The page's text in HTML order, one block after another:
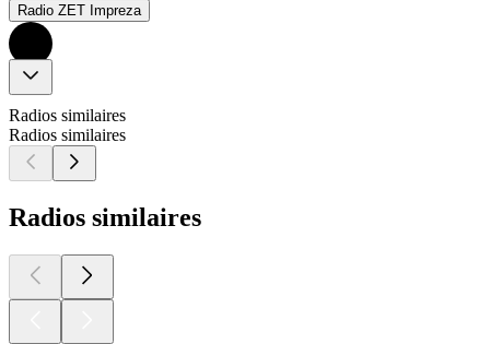
Radio ZET Impreza
Radios similaires
Radios similaires
Radios similaires